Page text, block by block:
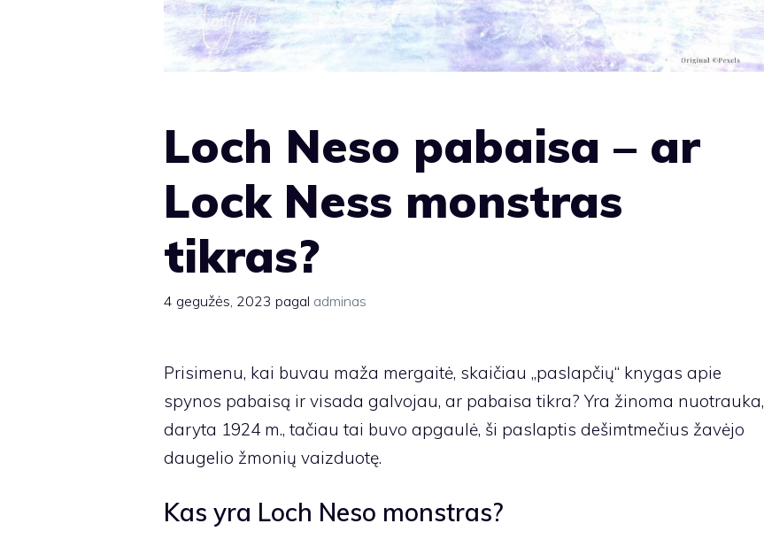
Loch Neso pabaisa – ar
Lock Ness monstras
tikras?
4 gegužės, 2023 pagal adminas
Prisimenu, kai buvau maža mergaitė, skaičiau „paslapčių“ knygas apie
spynos pabaisą ir visada galvojau, ar pabaisa tikra? Yra žinoma nuotrauka,
daryta 1924 m., tačiau tai buvo apgaulė, ši paslaptis dešimtmečius žavėjo
daugelio žmonių vaizduotę.
Kas yra Loch Neso monstras?